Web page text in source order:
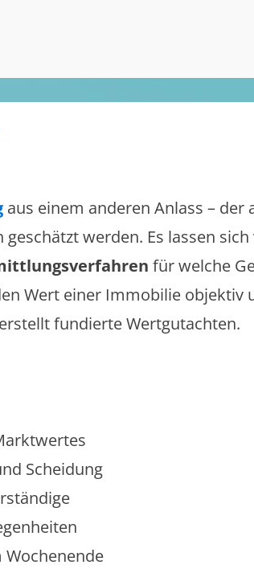
aus einem anderen Anlass – der
geschätzt werden. Es lassen
für welche
Wert einer Immobilie objektiv
fundierte Wertgutachten.
Scheidung
Wochenende